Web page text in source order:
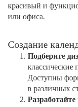
красивый и
или офиса.
Создание
Подберите
классические
Доступны
в различных